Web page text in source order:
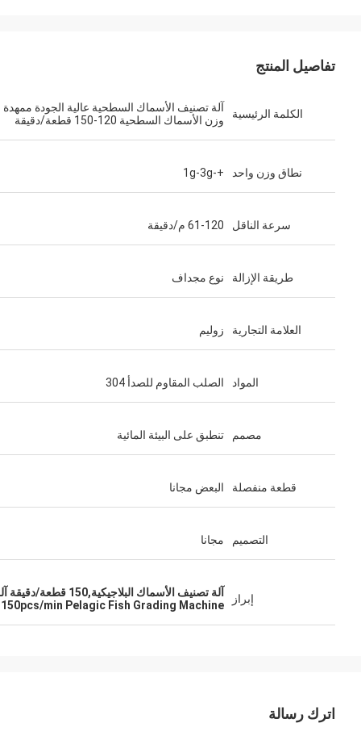
تفاصيل المنتج
الكلمة الرئيسية
آلة تصنيف الأسماك السطحية عالية الجودة ممهدة
وزن الأسماك السطحية 120-150 قطعة/دقيقة
نطاق وزن واحد +-1g-3g
سرعة الناقل 61-120 م/دقيقة
طريقة الإزالة نوع مجداف
العلامة التجارية زوليم
المواد الصلب المقاوم للصدأ 304
مصمم تنطبق على البيئة المائية
قطعة منفصلة البعض مجانا
التصميم مجانا
إبراز
آلة تصنيف الأسماك البلاجيكية,150 قطعة/دقيقة آلة تصنيف الأسماك البيلاجية
150pcs/min Pelagic Fish Grading Machine
اترك رسالة